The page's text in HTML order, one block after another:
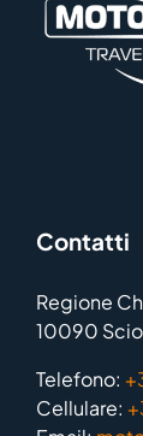
Contatti
Regione
10090
Telefono:
Cellulare: